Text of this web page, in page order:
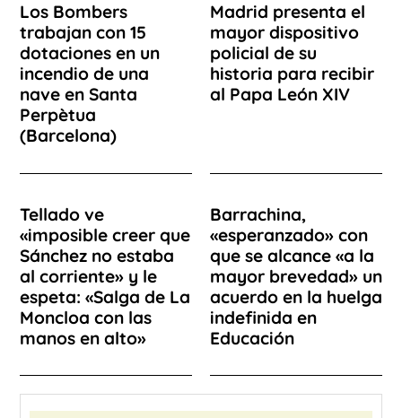
Los Bombers
trabajan con 15
dotaciones en un
incendio de una
nave en Santa
Perpètua
(Barcelona)
Madrid presenta el
mayor dispositivo
policial de su
historia para recibir
al Papa León XIV
Tellado ve
«imposible creer que
Sánchez no estaba
al corriente» y le
espeta: «Salga de La
Moncloa con las
manos en alto»
Barrachina,
«esperanzado» con
que se alcance «a la
mayor brevedad» un
acuerdo en la huelga
indefinida en
Educación